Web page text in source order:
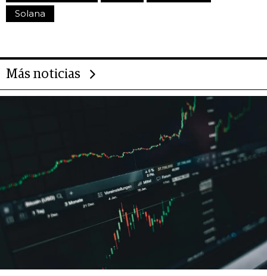
Solana
Más noticias